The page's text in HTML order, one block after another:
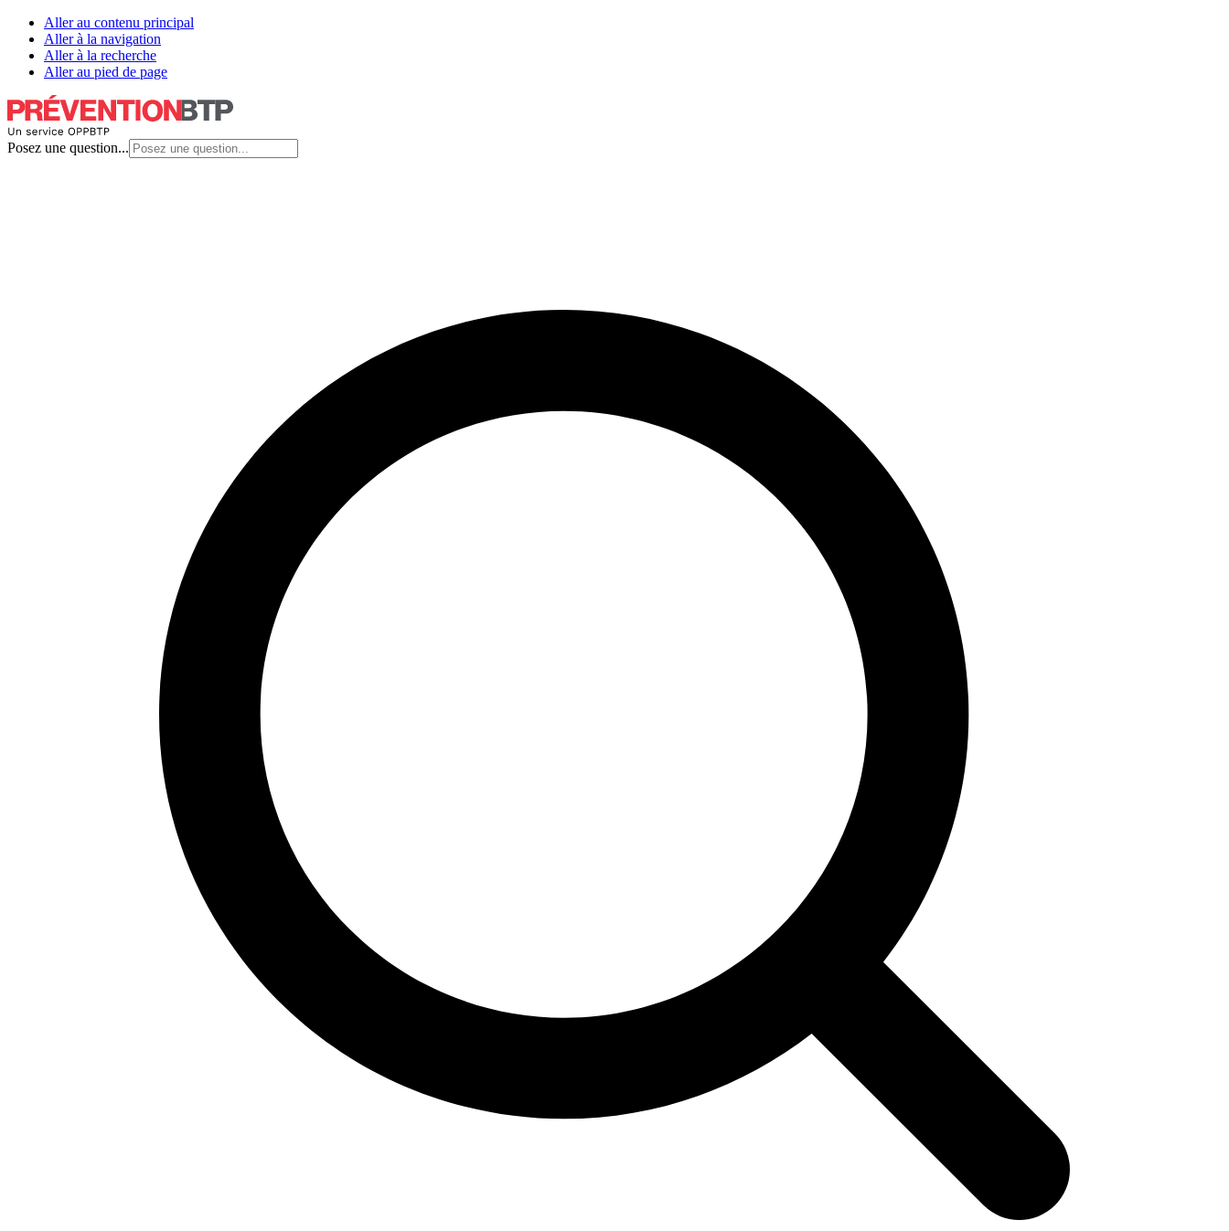
Aller au contenu principal
Aller à la navigation
Aller à la recherche
Aller au pied de page
Posez une question...